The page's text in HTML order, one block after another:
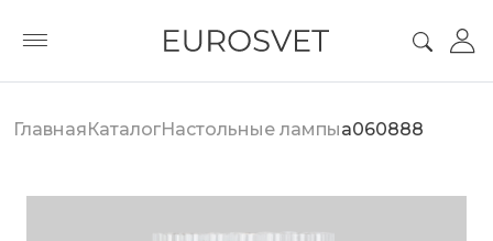
ГлавнаяКаталогНастольные лампыa060888